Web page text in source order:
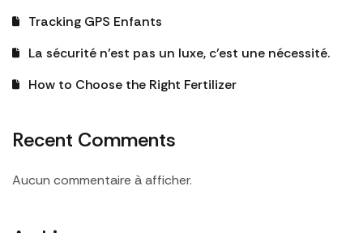
Tracking GPS Enfants
La sécurité n’est pas un luxe, c’est une nécessité.
How to Choose the Right Fertilizer
Recent Comments
Aucun commentaire à afficher.